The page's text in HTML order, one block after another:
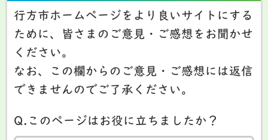
行方市ホームページをより良いサイトにする
ために、皆さまのご意見・ご感想をお聞かせ
ください。
なお、この欄からのご意見・ご感想には返信
できませんのでご了承ください。
Q.このページはお役に立ちましたか？